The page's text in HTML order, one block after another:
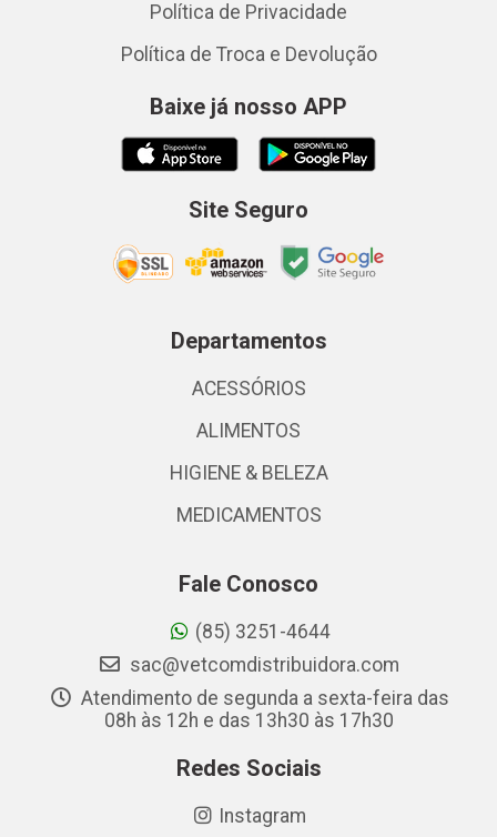
Política de Privacidade
Política de Troca e Devolução
Baixe já nosso APP
Site Seguro
Departamentos
ACESSÓRIOS
ALIMENTOS
HIGIENE & BELEZA
MEDICAMENTOS
Fale Conosco
(85) 3251-4644
sac@vetcomdistribuidora.com
Atendimento de segunda a sexta-feira das
08h às 12h e das 13h30 às 17h30
Redes Sociais
Instagram